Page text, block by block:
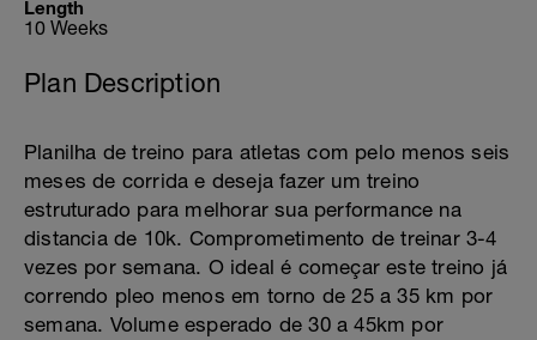
Length
10 Weeks
Plan Description
Planilha de treino para atletas com pelo menos seis
meses de corrida e deseja fazer um treino
estruturado para melhorar sua performance na
distancia de 10k. Comprometimento de treinar 3-4
vezes por semana. O ideal é começar este treino já
correndo pleo menos em torno de 25 a 35 km por
semana. Volume esperado de 30 a 45km por